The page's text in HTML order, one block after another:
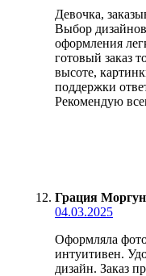
Девочка,
Выбор
оформления
готовый заказ
высоте,
поддержки
Рекомендую
Грация
04.03.2025
Оформляла
интуитивен.
дизайн. Заказ